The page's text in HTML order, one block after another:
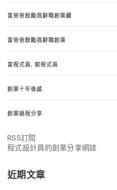
富爸爸鼓勵我辭職創業續
富爸爸鼓勵我辭職創業
富程式員, 窮程式員
創業十年後感
創業過程分享
RSS訂閱
程式設計員的創業分享網誌
近期文章